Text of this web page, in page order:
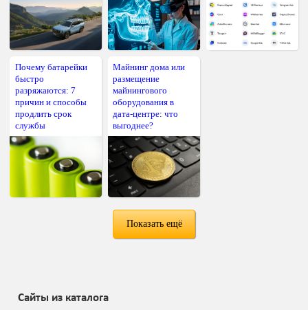
Почему батарейки
быстро
разряжаются: 7
причин и способы
продлить срок
службы
Майнинг дома или
размещение
майнингового
оборудования в
дата-центре: что
выгоднее?
Показать ещё
Сайты из каталога